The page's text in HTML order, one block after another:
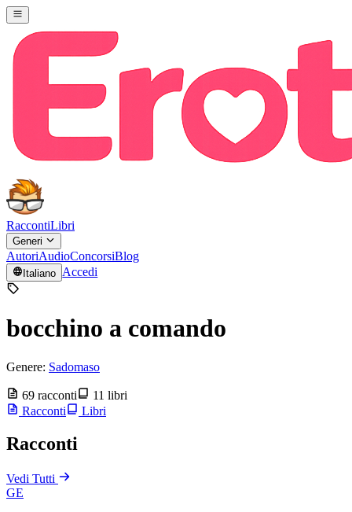
RaccontiLibri
Generi
AutoriAudioConcorsiBlog
Italiano Accedi
bocchino a comando
Genere: Sadomaso
69 racconti
11 libri
Racconti
Libri
Racconti
Vedi Tutti
GE